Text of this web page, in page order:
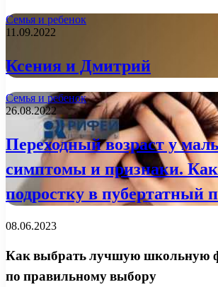
Семья и ребенок
11.09.2022
Ксения и Дмитрий
Семья и ребенок
26.08.2022
Переходный возраст у
симптомы и признаки.
подростку в пубертатный
08.06.2023
Как выбрать лучшую школьную
по правильному выбору